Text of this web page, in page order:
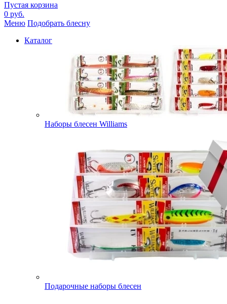
Пустая корзина
0 руб.
Меню Подобрать блесну
Каталог
Наборы блесен Williams
Подарочные наборы блесен